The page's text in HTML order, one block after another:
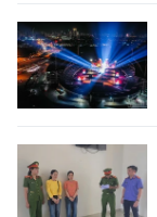
Chuyên trang
CHUYÊN ĐỀ
VỀ BÁO NHÂN